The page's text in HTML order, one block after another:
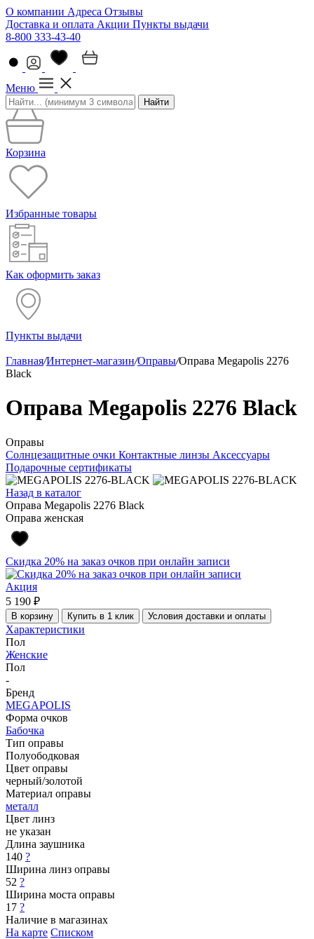
О компании Адреса Отзывы
Доставка и оплата Акции Пункты выдачи
8-800 333-43-40
Меню
Найти
Корзина
Избранные товары
Как оформить заказ
Пункты выдачи
Главная/Интернет-магазин/Оправы/Оправа Megapolis 2276
Black
Оправа Megapolis 2276 Black
Оправы
Солнцезащитные очки Контактные линзы Аксессуары
Подарочные сертификаты
Назад в каталог
Оправа Megapolis 2276 Black
Оправа женская
Скидка 20% на заказ очков при онлайн записи
Акция
5 190 ₽
В корзину Купить в 1 клик Условия доставки и оплаты
Характеристики
Пол
Женские
Пол
-
Бренд
MEGAPOLIS
Форма очков
Бабочка
Тип оправы
Полуободковая
Цвет оправы
черный/золотой
Материал оправы
металл
Цвет линз
не указан
Длина заушника
140 ?
Ширина линз оправы
52 ?
Ширина моста оправы
17 ?
Наличие в магазинах
На карте Списком